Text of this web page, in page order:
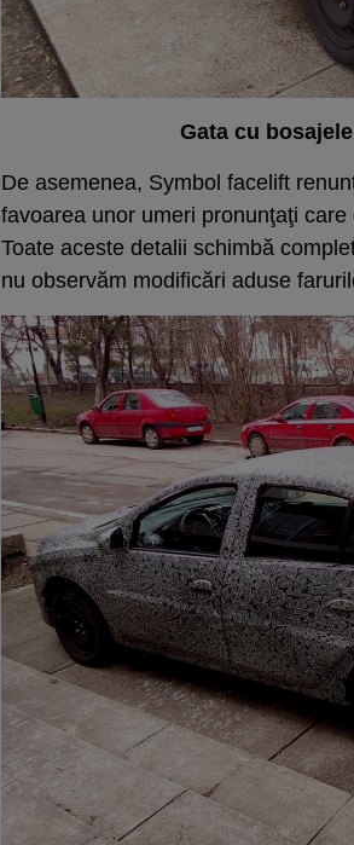
Gata cu
De asemenea, Symbol facelift
favoarea unor umeri pronunţaţi
Toate aceste detalii schimbă
nu observăm modificări aduse